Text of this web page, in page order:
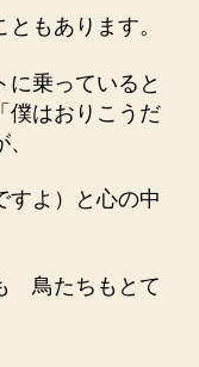
もあります。
に乗っていると
僕はおりこうだ
すよ）と心の中
鳥たちもとて